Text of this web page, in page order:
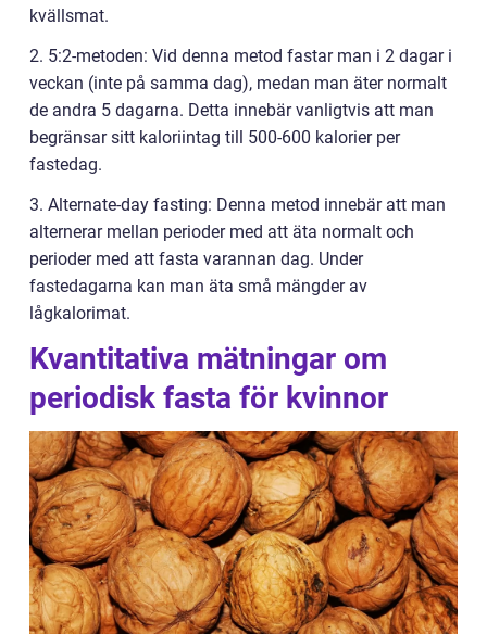
kvällsmat.
2. 5:2-metoden: Vid denna metod fastar man i 2 dagar i
veckan (inte på samma dag), medan man äter normalt
de andra 5 dagarna. Detta innebär vanligtvis att man
begränsar sitt kaloriintag till 500-600 kalorier per
fastedag.
3. Alternate-day fasting: Denna metod innebär att man
alternerar mellan perioder med att äta normalt och
perioder med att fasta varannan dag. Under
fastedagarna kan man äta små mängder av
lågkalorimat.
Kvantitativa mätningar om
periodisk fasta för kvinnor